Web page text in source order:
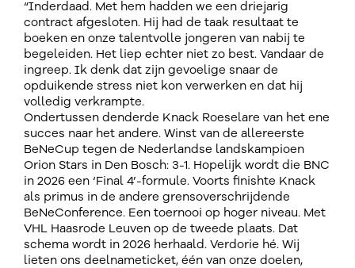
“Inderdaad. Met hem hadden we een driejarig
contract afgesloten. Hij had de taak resultaat te
boeken en onze talentvolle jongeren van nabij te
begeleiden. Het liep echter niet zo best. Vandaar de
ingreep. Ik denk dat zijn gevoelige snaar de
opduikende stress niet kon verwerken en dat hij
volledig verkrampte.
Ondertussen denderde Knack Roeselare van het ene
succes naar het andere. Winst van de allereerste
BeNeCup tegen de Nederlandse landskampioen
Orion Stars in Den Bosch: 3-1. Hopelijk wordt die BNC
in 2026 een ‘Final 4’-formule. Voorts finishte Knack
als primus in de andere grensoverschrijdende
BeNeConference. Een toernooi op hoger niveau. Met
VHL Haasrode Leuven op de tweede plaats. Dat
schema wordt in 2026 herhaald. Verdorie hé. Wij
lieten ons deelnameticket, één van onze doelen,